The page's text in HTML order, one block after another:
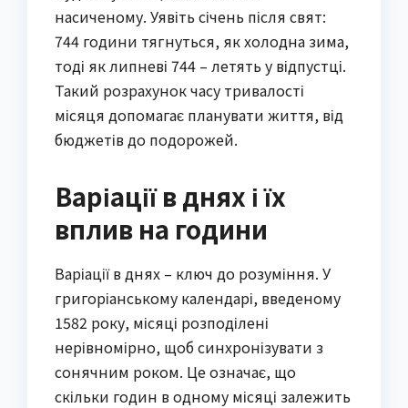
насиченому. Уявіть січень після свят:
744 години тягнуться, як холодна зима,
тоді як липневі 744 – летять у відпустці.
Такий розрахунок часу тривалості
місяця допомагає планувати життя, від
бюджетів до подорожей.
Варіації в днях і їх
вплив на години
Варіації в днях – ключ до розуміння. У
григоріанському календарі, введеному
1582 року, місяці розподілені
нерівномірно, щоб синхронізувати з
сонячним роком. Це означає, що
скільки годин в одному місяці залежить